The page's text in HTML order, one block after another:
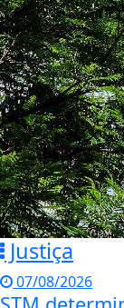
Justiça
07/08/2026